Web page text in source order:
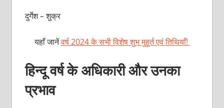
दुर्गेश – शुक्र
यहाँ जानेंवर्ष 2024 के सभी विशेष शुभ मुहूर्त एवं तिथियाँ!
हिन्दू वर्ष के अधिकारी और उनका
प्रभाव